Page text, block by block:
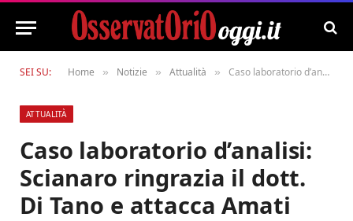
SEI SU: Home » Notizie » Attualità » Caso laboratorio d’analisi: Scianaro ringrazia il dott. Di Tano e attacca Amati
ATTUALITÀ
Caso laboratorio d’analisi:
Scianaro ringrazia il dott.
Di Tano e attacca Amati